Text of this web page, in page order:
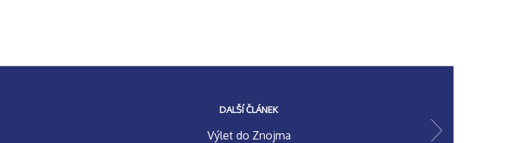
DALŠÍ ČLÁNEK
Výlet do Znojma